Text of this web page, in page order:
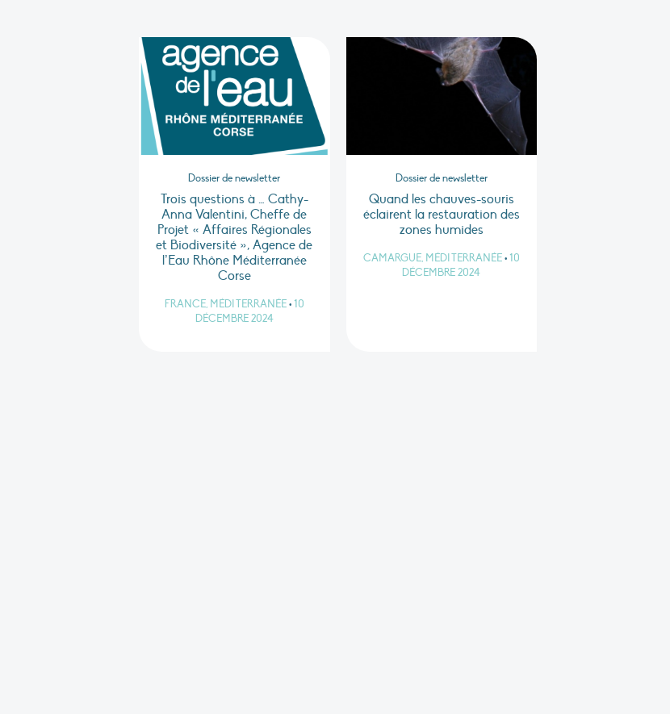
Dossier de newsletter
Trois questions à … Cathy-
Anna Valentini, Cheffe de
Projet « Affaires Régionales
et Biodiversité », Agence de
l’Eau Rhône Méditerranée
Corse
FRANCE, MÉDITERRANÉE•10
DÉCEMBRE 2024
Dossier de newsletter
Quand les chauves-souris
éclairent la restauration des
zones humides
CAMARGUE, MÉDITERRANÉE•10
DÉCEMBRE 2024